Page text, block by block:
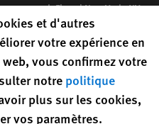
34th Floor | New York,NY
nonprofit registered in the US
preferences
et d'autres
votre expérience en
vous confirmez votre
notre politique
plus sur les cookies,
vos paramètres.